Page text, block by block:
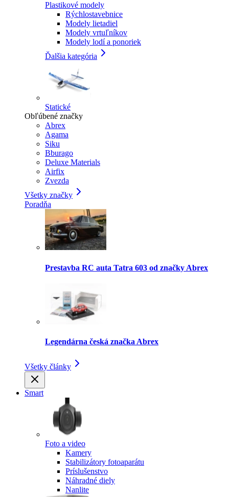
Plastikové modely
Rýchlostavebnice
Modely lietadiel
Modely vrtuľníkov
Modely lodí a ponoriek
Ďalšia kategória
Statické
Obľúbené značky
Abrex
Agama
Siku
Bburago
Deluxe Materials
Airfix
Zvezda
Všetky značky
Poradňa
Prestavba RC auta Tatra 603 od značky Abrex
Legendárna česká značka Abrex
Všetky články
Smart
Foto a video
Kamery
Stabilizátory fotoaparátu
Príslušenstvo
Náhradné diely
Nanlite